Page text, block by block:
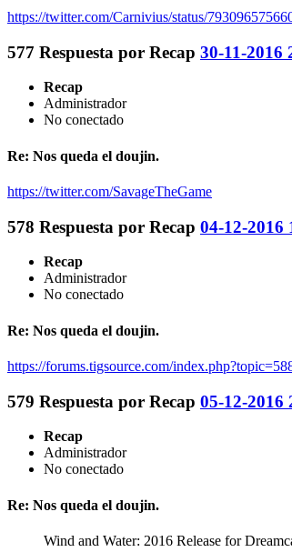
https://twitter.com/Carnivius/status/
577 Respuesta por Recap 30-11-2016
Recap
Administrador
No conectado
Re: Nos queda el doujin.
https://twitter.com/SavageTheGame
578 Respuesta por Recap 04-12-2016
Recap
Administrador
No conectado
Re: Nos queda el doujin.
https://forums.tigsource.com/
579 Respuesta por Recap 05-12-2016
Recap
Administrador
No conectado
Re: Nos queda el doujin.
Wind and Water: 2016 Release for